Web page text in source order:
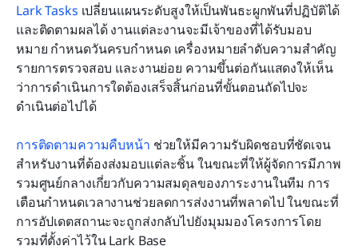
Lark Tasks เปลี่ยนแผนระดับสูงให้เป็นพันธะผูกพันที่ปฏิบัติได้
และติดตามผลได้ งานแต่ละงานจะมีเจ้าของที่ได้รับมอบ
หมาย กำหนดวันครบกำหนด เครื่องหมายลำดับความสำคัญ
รายการตรวจสอบ และงานย่อย ความขึ้นต่อกันแสดงให้เห็น
ว่าการดำเนินการใดต้องเสร็จสิ้นก่อนที่ขั้นตอนถัดไปจะ
ดำเนินต่อไปได้
การติดตามความคืบหน้า ช่วยให้มีความรับผิดชอบที่ชัดเจน
สำหรับงานที่ต้องส่งมอบแต่ละชิ้น ในขณะที่ให้ผู้จัดการมีภาพ
รวมศูนย์กลางเกี่ยวกับความสมดุลของภาระงานในทีม การ
เตือนกำหนดเวลางานช่วยลดการส่งงานที่พลาดไป ในขณะที่
การอัปเดตสถานะจะถูกส่งกลับไปยังมุมมองโครงการโดย
รวมที่ตั้งค่าไว้ใน Lark Base